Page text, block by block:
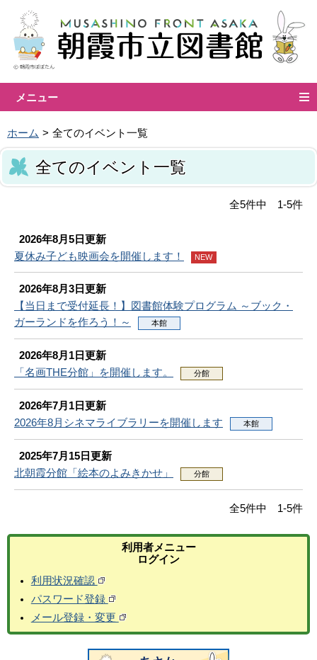
メニュー
ホーム 全てのイベント一覧
利用者メニュー
ログイン
利用状況確認
パスワード登録
メール登録・変更
全てのイベント一覧
全5件中 1-5件
2026年8月5日更新
夏休み子ども映画会を開催します！
NEW
2026年8月3日更新
【当日まで受付延長！】図書館体験プログラム ～ブック・
ガーランドを作ろう！～
本館
2026年8月1日更新
「名画THE分館」を開催します。
分館
2026年7月1日更新
2026年8月シネマライブラリーを開催します
本館
2025年7月15日更新
北朝霞分館「絵本のよみきかせ」
分館
全5件中 1-5件